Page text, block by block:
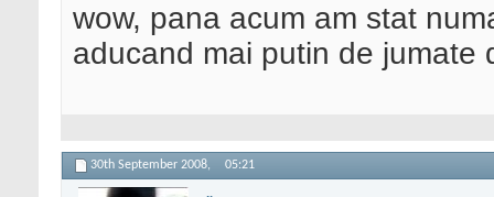
wow, pana acum am stat
aducand mai putin de jumate
30th September 2008, 05:21